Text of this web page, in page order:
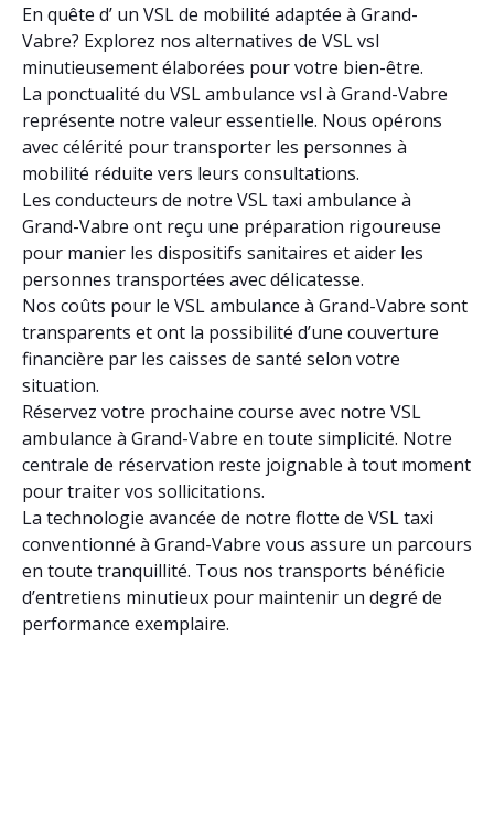
En quête d’ un VSL de mobilité adaptée à Grand-
Vabre? Explorez nos alternatives de VSL vsl
minutieusement élaborées pour votre bien-être.
La ponctualité du VSL ambulance vsl à Grand-Vabre
représente notre valeur essentielle. Nous opérons
avec célérité pour transporter les personnes à
mobilité réduite vers leurs consultations.
Les conducteurs de notre VSL taxi ambulance à
Grand-Vabre ont reçu une préparation rigoureuse
pour manier les dispositifs sanitaires et aider les
personnes transportées avec délicatesse.
Nos coûts pour le VSL ambulance à Grand-Vabre sont
transparents et ont la possibilité d’une couverture
financière par les caisses de santé selon votre
situation.
Réservez votre prochaine course avec notre VSL
ambulance à Grand-Vabre en toute simplicité. Notre
centrale de réservation reste joignable à tout moment
pour traiter vos sollicitations.
La technologie avancée de notre flotte de VSL taxi
conventionné à Grand-Vabre vous assure un parcours
en toute tranquillité. Tous nos transports bénéficie
d’entretiens minutieux pour maintenir un degré de
performance exemplaire.